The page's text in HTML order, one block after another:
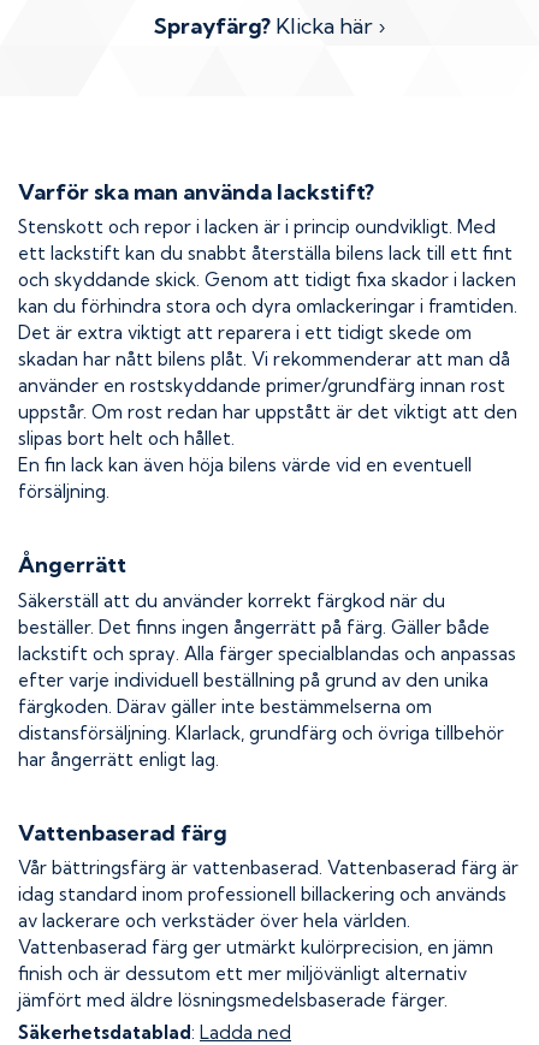
Sprayfärg? Klicka här ›
Varför ska man använda lackstift?
Stenskott och repor i lacken är i princip oundvikligt. Med
ett lackstift kan du snabbt återställa bilens lack till ett fint
och skyddande skick. Genom att tidigt fixa skador i lacken
kan du förhindra stora och dyra omlackeringar i framtiden.
Det är extra viktigt att reparera i ett tidigt skede om
skadan har nått bilens plåt. Vi rekommenderar att man då
använder en rostskyddande primer/grundfärg innan rost
uppstår. Om rost redan har uppstått är det viktigt att den
slipas bort helt och hållet.
En fin lack kan även höja bilens värde vid en eventuell
försäljning.
Ångerrätt
Säkerställ att du använder korrekt färgkod när du
beställer. Det finns ingen ångerrätt på färg. Gäller både
lackstift och spray. Alla färger specialblandas och anpassas
efter varje individuell beställning på grund av den unika
färgkoden. Därav gäller inte bestämmelserna om
distansförsäljning. Klarlack, grundfärg och övriga tillbehör
har ångerrätt enligt lag.
Vattenbaserad färg
Vår bättringsfärg är vattenbaserad. Vattenbaserad färg är
idag standard inom professionell billackering och används
av lackerare och verkstäder över hela världen.
Vattenbaserad färg ger utmärkt kulörprecision, en jämn
finish och är dessutom ett mer miljövänligt alternativ
jämfört med äldre lösningsmedelsbaserade färger.
Säkerhetsdatablad: Ladda ned